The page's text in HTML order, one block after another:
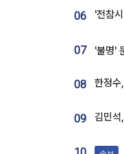
06
07
08
09